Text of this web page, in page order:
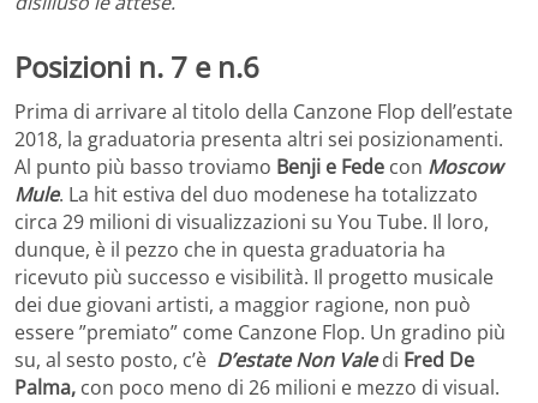
Posizioni n. 7 e n.6
Prima di arrivare al titolo della Canzone Flop dell’estate
2018, la graduatoria presenta altri sei posizionamenti.
Al punto più basso troviamo Benji e Fede con Moscow
Mule. La hit estiva del duo modenese ha totalizzato
circa 29 milioni di visualizzazioni su You Tube. Il loro,
dunque, è il pezzo che in questa graduatoria ha
ricevuto più successo e visibilità. Il progetto musicale
dei due giovani artisti, a maggior ragione, non può
essere ”premiato” come Canzone Flop. Un gradino più
su, al sesto posto, c’è D’estate Non Valedi Fred De
Palma, con poco meno di 26 milioni e mezzo di visual.